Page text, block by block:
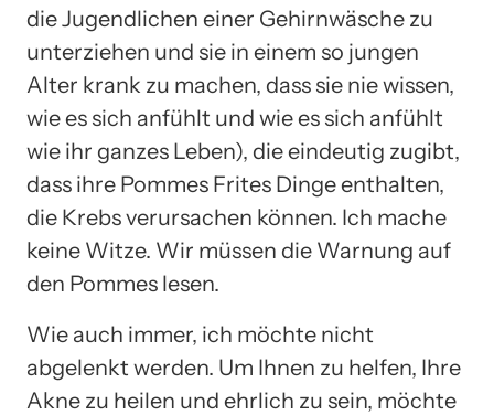
die Jugendlichen einer Gehirnwäsche zu
unterziehen und sie in einem so jungen
Alter krank zu machen, dass sie nie wissen,
wie es sich anfühlt und wie es sich anfühlt
wie ihr ganzes Leben), die eindeutig zugibt,
dass ihre Pommes Frites Dinge enthalten,
die Krebs verursachen können. Ich mache
keine Witze. Wir müssen die Warnung auf
den Pommes lesen.
Wie auch immer, ich möchte nicht
abgelenkt werden. Um Ihnen zu helfen, Ihre
Akne zu heilen und ehrlich zu sein, möchte